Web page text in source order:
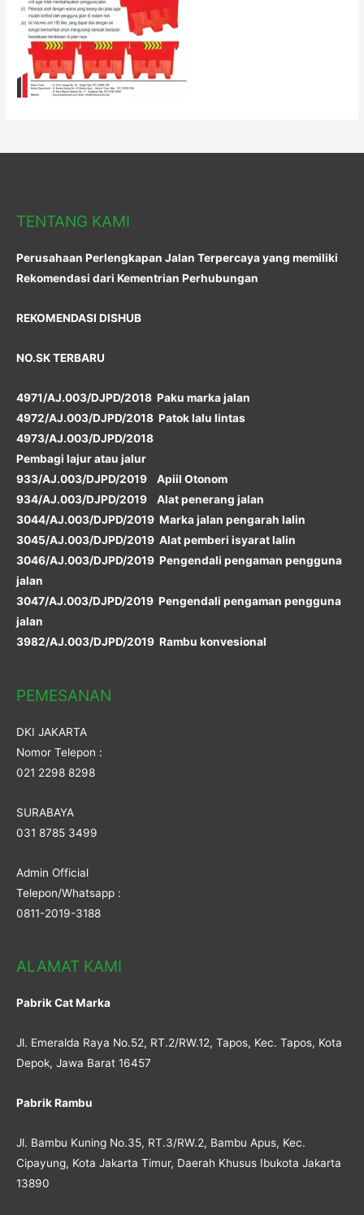
TENTANG KAMI
Perusahaan Perlengkapan Jalan Terpercaya yang memiliki
Rekomendasi dari Kementrian Perhubungan
REKOMENDASI DISHUB
NO.SK TERBARU
4971/AJ.003/DJPD/2018 Paku marka jalan
4972/AJ.003/DJPD/2018 Patok lalu lintas
4973/AJ.003/DJPD/2018
Pembagi lajur atau jalur
933/AJ.003/DJPD/2019 Apiil Otonom
934/AJ.003/DJPD/2019 Alat penerang jalan
3044/AJ.003/DJPD/2019 Marka jalan pengarah lalin
3045/AJ.003/DJPD/2019 Alat pemberi isyarat lalin
3046/AJ.003/DJPD/2019 Pengendali pengaman pengguna
jalan
3047/AJ.003/DJPD/2019 Pengendali pengaman pengguna
jalan
3982/AJ.003/DJPD/2019 Rambu konvesional
PEMESANAN
DKI JAKARTA
Nomor Telepon :
021 2298 8298
SURABAYA
031 8785 3499
Admin Official
Telepon/Whatsapp :
0811-2019-3188
ALAMAT KAMI
Pabrik Cat Marka
Jl. Emeralda Raya No.52, RT.2/RW.12, Tapos, Kec. Tapos, Kota
Depok, Jawa Barat 16457
Pabrik Rambu
Jl. Bambu Kuning No.35, RT.3/RW.2, Bambu Apus, Kec.
Cipayung, Kota Jakarta Timur, Daerah Khusus Ibukota Jakarta
13890